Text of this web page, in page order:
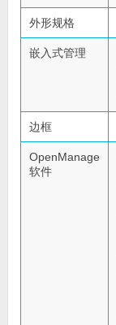
外形规格
嵌入式管理
边框
OpenManage
软件